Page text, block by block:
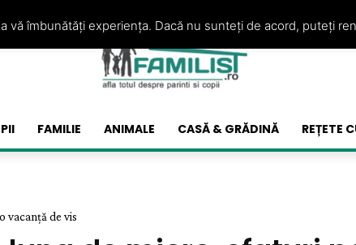
FAMILIE ANIMALE CASĂ & GRĂDINĂ REȚETE
vacanță de vis
vă îmbunătăți experiența. Dacă nu sunteți de acord, puteți